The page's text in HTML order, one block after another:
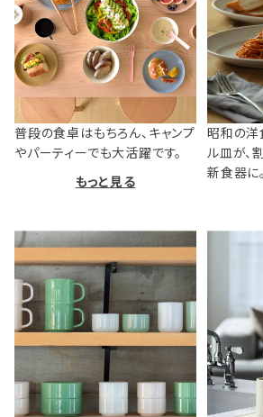
普段の食卓はもちろん、キャンプ
やパーティーでも大活躍です。
もっと見る
昭和の洋
ル皿が、
新食器に。